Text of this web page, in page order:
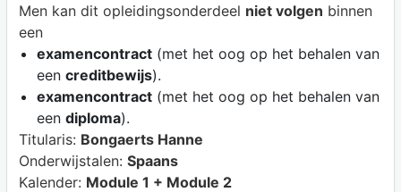
Men kan dit opleidingsonderdeel niet volgen binnen
een
examencontract(met het oog op het behalen van
een creditbewijs).
examencontract(met het oog op het behalen van
een diploma).
Titularis: Bongaerts Hanne
Onderwijstalen: Spaans
Kalender: Module 1 + Module 2